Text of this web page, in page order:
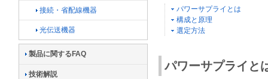
接続・省配線機器
光伝送機器
製品に関するFAQ
技術解説
パワーサプライとは
構成と原理
選定方法
パワーサプライと